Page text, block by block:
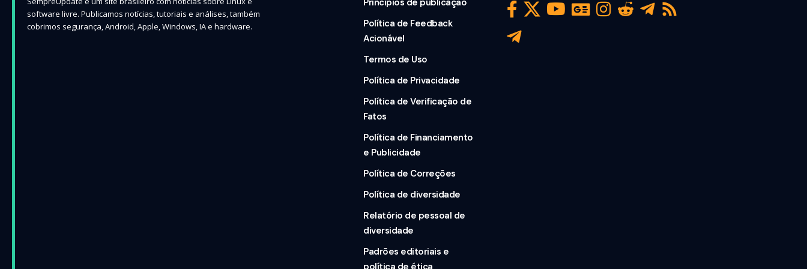
software livre. Publicamos notícias, tutoriais e análises, também
cobrimos segurança, Android, Apple, Windows, IA e hardware.
Política de Feedback
Acionável
Termos de Uso
Política de Privacidade
Política de Verificação de
Fatos
Política de Financiamento
e Publicidade
Política de Correções
Política de diversidade
Relatório de pessoal de
diversidade
Padrões editoriais e
política de ética